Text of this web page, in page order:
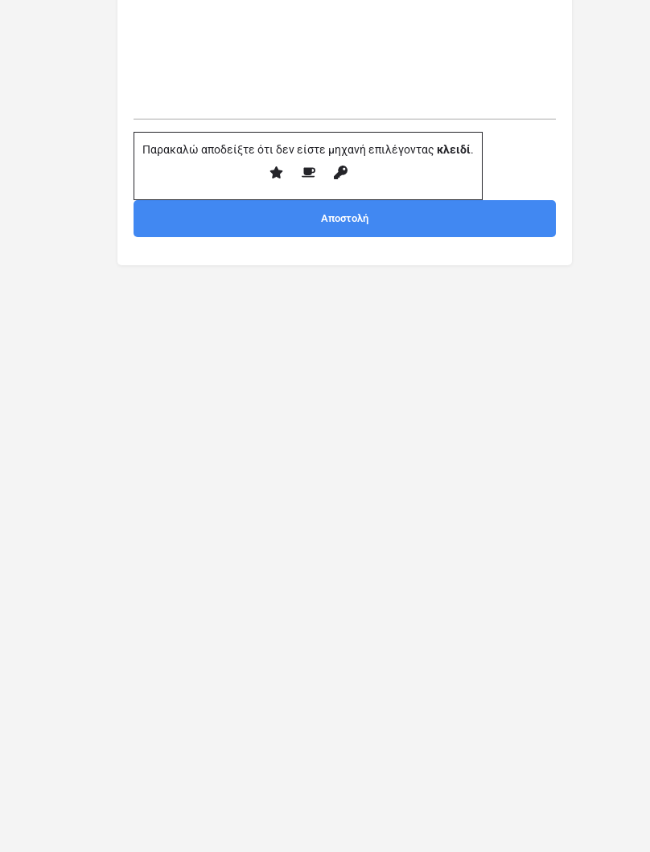
Παρακαλώ αποδείξτε ότι δεν είστε μηχανή επιλέγοντας κλειδί.